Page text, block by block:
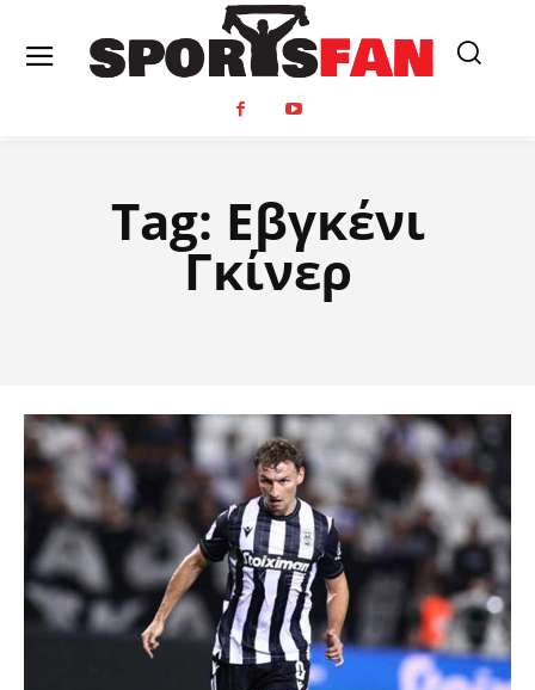
Tag: Εβγκένι
Γκίνερ